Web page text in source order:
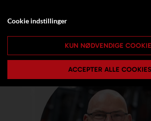
Cookie indstillinger
KUN NØDVENDIGE
ACCEPTER ALLE COOKIES